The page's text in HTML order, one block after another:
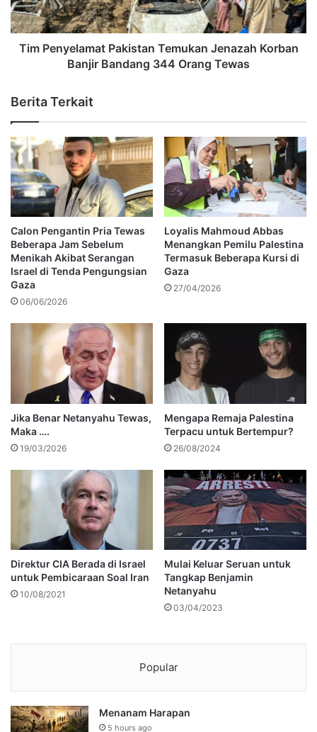
Tim Penyelamat Pakistan Temukan Jenazah Korban
Banjir Bandang 344 Orang Tewas
Berita Terkait
Calon Pengantin Pria Tewas
Beberapa Jam Sebelum
Menikah Akibat Serangan
Israel di Tenda Pengungsian
Gaza
06/06/2026
Loyalis Mahmoud Abbas
Menangkan Pemilu Palestina
Termasuk Beberapa Kursi di
Gaza
27/04/2026
Jika Benar Netanyahu Tewas,
Maka ….
19/03/2026
Mengapa Remaja Palestina
Terpacu untuk Bertempur?
26/08/2024
Direktur CIA Berada di Israel
untuk Pembicaraan Soal Iran
10/08/2021
Mulai Keluar Seruan untuk
Tangkap Benjamin
Netanyahu
03/04/2023
Popular
Menanam Harapan
5 hours ago